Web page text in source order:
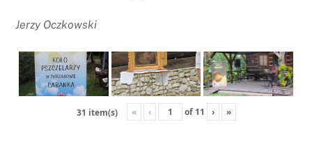
Jerzy Oczkowski
31 item(s) « ‹ of 11 › »